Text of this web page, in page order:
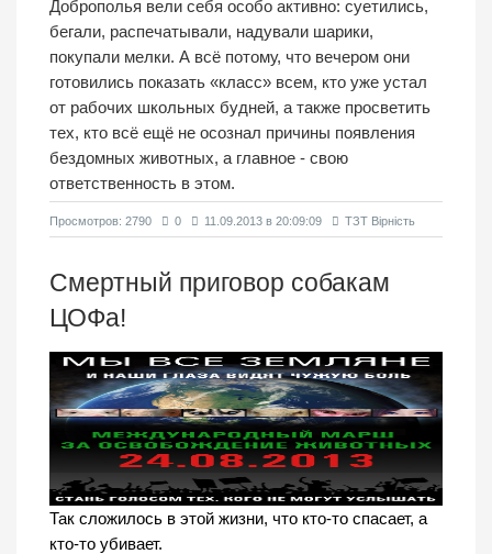
Доброполья вели себя особо активно: суетились,
бегали, распечатывали, надували шарики,
покупали мелки. А всё потому, что вечером они
готовились показать «класс» всем, кто уже устал
от рабочих школьных будней, а также просветить
тех, кто всё ещё не осознал причины появления
бездомных животных, а главное - свою
ответственность в этом.
Просмотров: 2790 0 11.09.2013 в 20:09:09 ТЗТ Вірність
Смертный приговор собакам
ЦОФа!
Так сложилось в этой жизни, что кто-то спасает, а
кто-то убивает.